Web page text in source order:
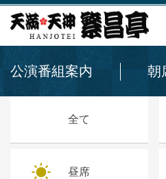
公演番組案内 朝
全て
昼席